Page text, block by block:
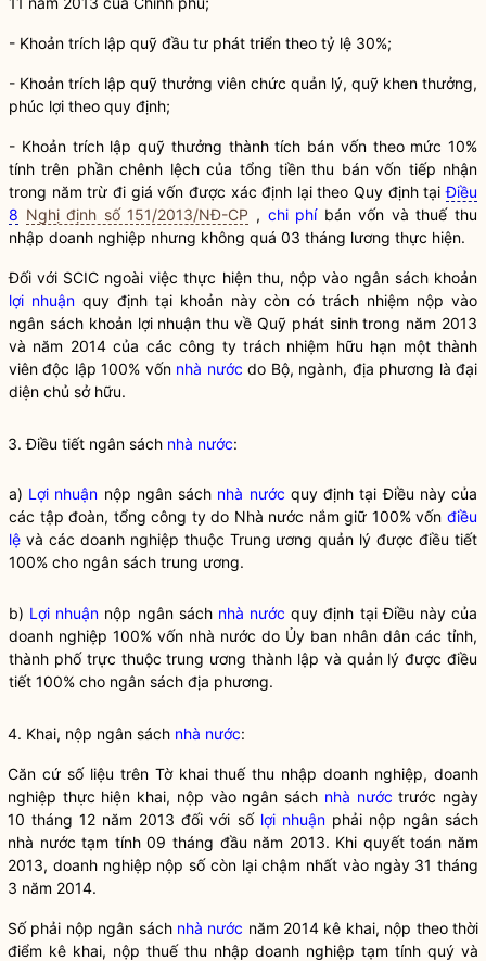
- Khoản trích lập quỹ đầu tư phát triển theo tỷ lệ 30%;
- Khoản trích lập quỹ thưởng viên chức quản lý, quỹ khen thưởng,
phúc lợi theo quy định;
- Khoản trích lập quỹ thưởng thành tích bán vốn theo mức 10%
tính trên phần chênh lệch của tổng tiền thu bán vốn tiếp nhận
trong năm trừ đi giá vốn được xác định lại theo Quy định tạiĐiều
8 Nghị định số 151/2013/NĐ-CP , chi phíbán vốn và thuế thu
nhập doanh nghiệp nhưng không quá 03 tháng lương thực hiện.
Đối với SCIC ngoài việc thực hiện thu, nộp vào ngân sách khoản
lợi nhuậnquy định tại khoản này còn có trách nhiệm nộp vào
ngân sách khoản lợi nhuận thu về Quỹ phát sinh trong năm 2013
và năm 2014 của các công ty trách nhiệm hữu hạn một thành
viên độc lập 100% vốn nhà nước do Bộ, ngành, địa phương là đại
diện chủ sở hữu.
3. Điều tiết ngân sách nhà nước:
a) Lợi nhuận nộp ngân sách nhà nước quy định tại Điều này của
các tập đoàn, tổng công ty do Nhà nước nắm giữ 100% vốnđiều
lệ và các doanh nghiệp thuộc Trung ương quản lý được điều tiết
100% cho ngân sách trung ương.
b) Lợi nhuận nộp ngân sách nhà nước quy định tại Điều này của
doanh nghiệp 100% vốn nhà nước do Ủy ban nhân dân các tỉnh,
thành phố trực thuộc trung ương thành lập và quản lý được điều
tiết 100% cho ngân sách địa phương.
4. Khai, nộp ngân sách nhà nước:
Căn cứ số liệu trên Tờ khai thuế thu nhập doanh nghiệp, doanh
nghiệp thực hiện khai, nộp vào ngân sách nhà nước trước ngày
10 tháng 12 năm 2013 đối với số lợi nhuậnphải nộp ngân sách
nhà nước tạm tính 09 tháng đầu năm 2013. Khi quyết toán năm
2013, doanh nghiệp nộp số còn lại chậm nhất vào ngày 31 tháng
3 năm 2014.
Số phải nộp ngân sách nhà nước năm 2014 kê khai, nộp theo thời
điểm kê khai, nộp thuế thu nhập doanh nghiệp tạm tính quý và